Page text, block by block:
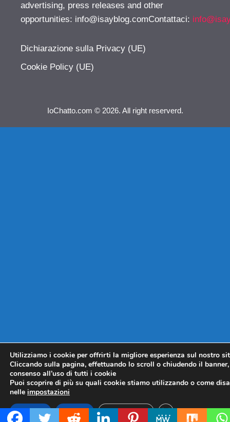
advertising, press releases and other
opportunities: info@isayblog.comContattaci:
Dichiarazione sulla Privacy (UE)
Cookie Policy (UE)
IoChatto.com © 2026. All right reserverd.
Utilizziamo i cookie per offrirti la migliore esperienza sul nostro
Cliccando sulla pagina, effettuando lo scroll o chiudendo il
consenso all’uso di tutti i cookie
Puoi scoprire di più su quali cookie stiamo utilizzando o come
nelle impostazioni
Accetta Rifiuta Impostazioni CLOSE GDPR